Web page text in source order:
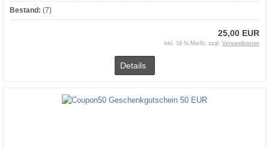
Bestand: (7)
25,00 EUR
inkl. 19 % MwSt. zzgl. Versandkosten
Details